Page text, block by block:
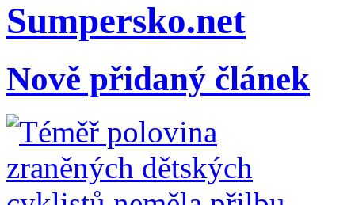
Sumpersko.net
Nově přidaný článek